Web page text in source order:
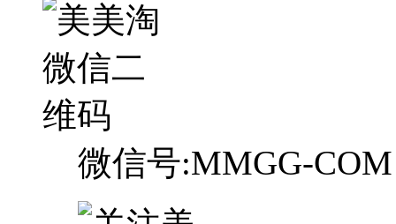
微信号:MMGG-COM